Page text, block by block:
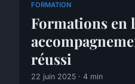
FORMATION
Formations en
réussi
22 juin 2025 · 4 min